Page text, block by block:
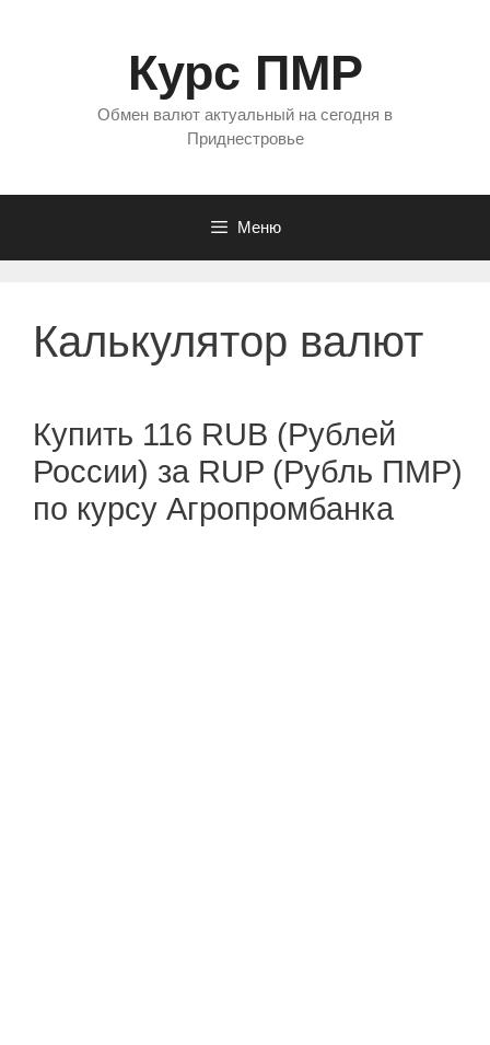
Курс ПМР
Обмен валют актуальный на сегодня в
Приднестровье
Меню
Калькулятор валют
Купить 116 RUB (Рублей
России) за RUP (Рубль ПМР)
по курсу Агропромбанка